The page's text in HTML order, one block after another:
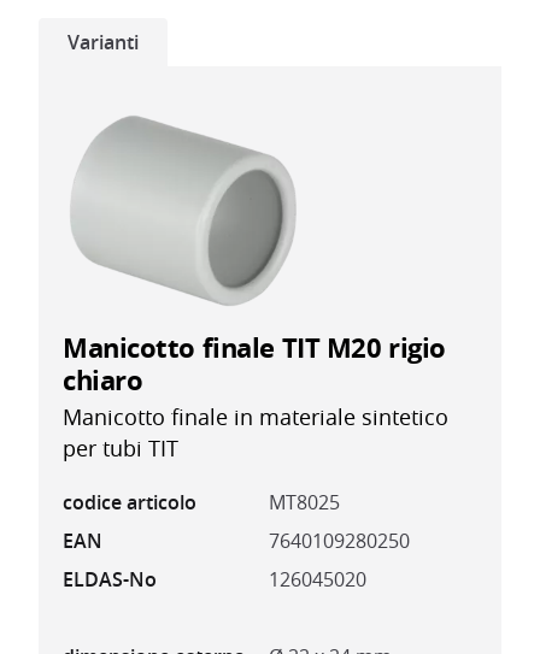
Varianti
Manicotto finale TIT M20 rigio
chiaro
Manicotto finale in materiale sintetico
per tubi TIT
codice articolo
MT8025
EAN
7640109280250
ELDAS-No
126045020